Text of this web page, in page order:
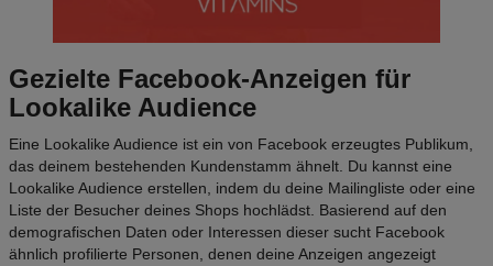
Gezielte Facebook-Anzeigen für
Lookalike Audience
Eine Lookalike Audience ist ein von Facebook erzeugtes Publikum,
das deinem bestehenden Kundenstamm ähnelt. Du kannst eine
Lookalike Audience erstellen, indem du deine Mailingliste oder eine
Liste der Besucher deines Shops hochlädst. Basierend auf den
demografischen Daten oder Interessen dieser sucht Facebook
ähnlich profilierte Personen, denen deine Anzeigen angezeigt